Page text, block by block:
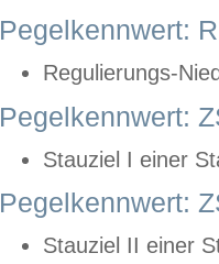
Pegelkennwert:
Regulierungs-
Pegelkennwert:
Stauziel I einer
Pegelkennwert:
Stauziel II einer